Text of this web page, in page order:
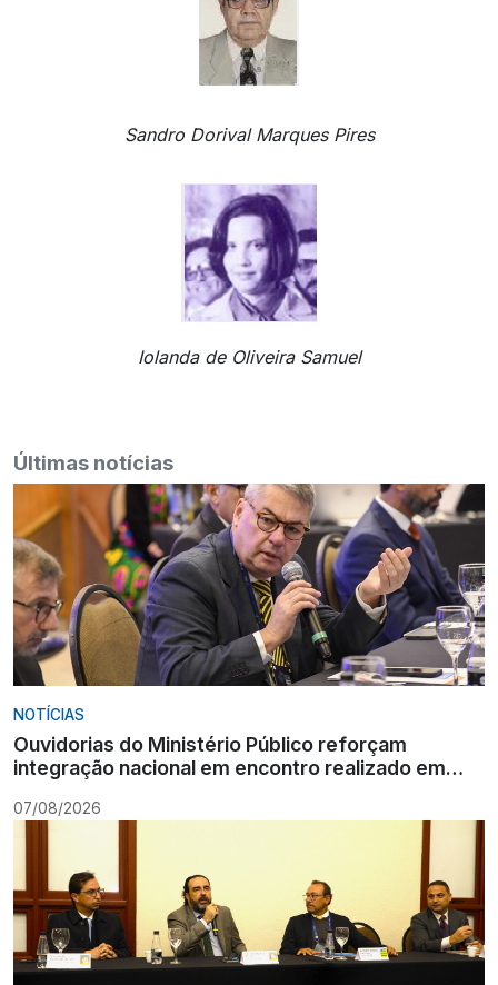
Sandro Dorival Marques Pires
Iolanda de Oliveira Samuel
Últimas notícias
NOTÍCIAS
Ouvidorias do Ministério Público reforçam
integração nacional em encontro realizado em
07/08/2026